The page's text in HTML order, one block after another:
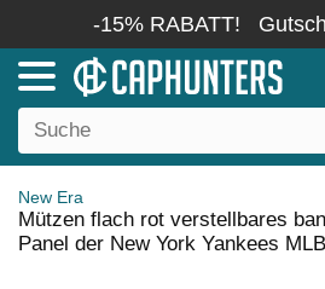
-15% RABATT!
New Era
Mützen flach rot verstellbares
Panel der New York Yankees